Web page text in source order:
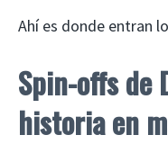
Ahí es donde entran
Spin-offs de
historia en